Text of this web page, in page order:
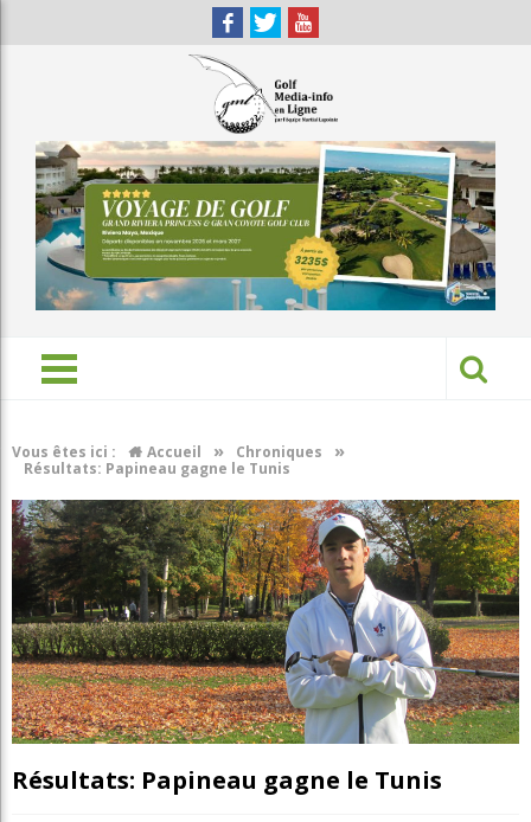
Vous êtes ici : Accueil » Chroniques »
Résultats: Papineau gagne le Tunis
Résultats: Papineau gagne le Tunis